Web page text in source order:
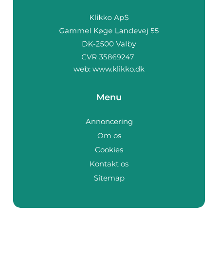
web: www.klikko.dk
Menu
Annoncering
Om os
Cookies
Kontakt os
Sitemap